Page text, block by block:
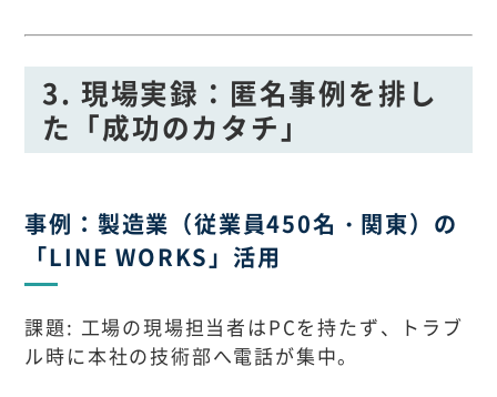
3. 現場実録：匿名事例を排し
た「成功のカタチ」
事例：製造業（従業員450名・関東）の
「LINE WORKS」活用
課題: 工場の現場担当者はPCを持たず、トラブ
ル時に本社の技術部へ電話が集中。